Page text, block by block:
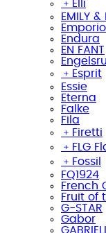
﹢ Elli
EMILY &
Endura
EN FANT
﹢ Esprit
Essie
Eterna
Falke
Fila
﹢ Firetti
﹢ FLG
﹢ Fossil
FQ1924
French
Fruit of
G-STAR
Gabor